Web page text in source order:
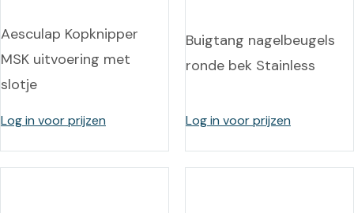
Aesculap Kopknipper
MSK uitvoering met
slotje
Log in voor prijzen
Buigtang nagelbeugels
ronde bek Stainless
Log in voor prijzen